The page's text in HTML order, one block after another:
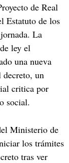
de Real
Estatuto de los
La
ley el
una nueva
decreto, un
critica por
social.
Ministerio de
los trámites
tras ver